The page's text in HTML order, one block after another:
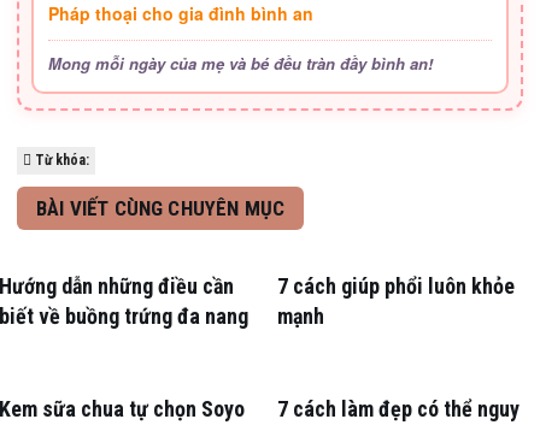
Pháp thoại cho gia đình bình an
Mong mỗi ngày của mẹ và bé đều tràn đầy bình an!
Từ khóa:
BÀI VIẾT CÙNG CHUYÊN MỤC
Hướng dẫn những điều cần
biết về buồng trứng đa nang
7 cách giúp phổi luôn khỏe
mạnh
Kem sữa chua tự chọn Soyo
7 cách làm đẹp có thể nguy